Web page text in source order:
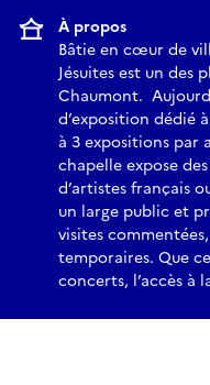
À propos
Bâtie en cœur de
Jésuites est un des
Chaumont.
d’exposition dédié
à 3 expositions par
chapelle expose
d’artistes français
un large public et
visites
temporaires. Que
concerts, l’accès à